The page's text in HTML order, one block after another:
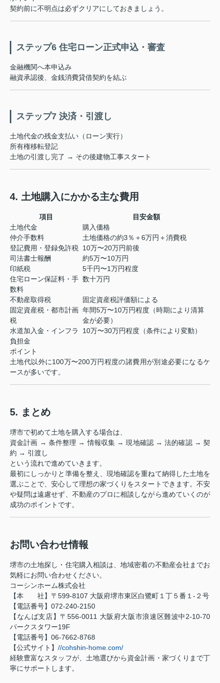
契約前に不明点は必ずクリアにしておきましょう。
ステップ6 住宅ローン正式申込・審査
金融機関へ本申込み
融資承認後、金銭消費貸借契約を結ぶ
ステップ7 決済・引渡し
土地代金の残金支払い（ローン実行）
所有権移転登記
土地の引渡し完了 → その後建物工事スタート
4. 土地購入にかかる主な費用
項目
目安金額
土地代金
購入価格
仲介手数料
土地価格の約3％＋6万円＋消費税
登記費用・登録免許税 10万〜20万円前後
司法書士報酬
約5万〜10万円
印紙税
5千円〜1万円程度
住宅ローン保証料・手
数料
数十万円
不動産取得税
固定資産税評価額による
固定資産税・都市計画
税
年間5万〜10万円程度（時期により清算
金が必要）
水道加入金・インフラ
負担金
10万〜30万円程度（条件により変動）
ポイント
土地代以外に100万〜200万円程度の諸費用が別途必要になるケ
ースが多いです。
5. まとめ
堺市で初めて土地を購入する場合は、
資金計画 → 条件整理 → 情報収集 → 現地確認 → 法的確認 → 契
約 → 引渡し
という流れで進めていきます。
最初にしっかりと準備を整え、現地確認を重ねて納得した土地を
選ぶことで、安心して理想の家づくりをスタートできます。不安
や疑問は遠慮せず、不動産のプロに相談しながら進めていくのが
成功のポイントです。
お問い合わせ情報
堺市の土地探し・住宅購入相談は、地域密着の不動産会社までお
気軽にお問い合わせください。
コーシンホーム株式会社
【本 社】〒599-8107 大阪府堺市東区白鷺町１丁５番１-２号
【電話番号】072-240-2150
【なんば支店】〒556-0011 大阪府大阪市浪速区難波中2-10-70
パークスタワー19F
【電話番号】06-7662-8768
【公式サイト】 //cohshin-home.com/
経験豊富なスタッフが、土地選びから資金計画・家づくりまで丁
寧にサポートします。